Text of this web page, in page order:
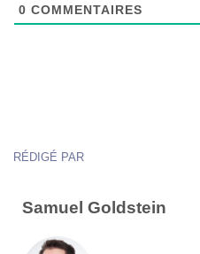
0 COMMENTAIRES
RÉDIGÉ PAR
Samuel Goldstein